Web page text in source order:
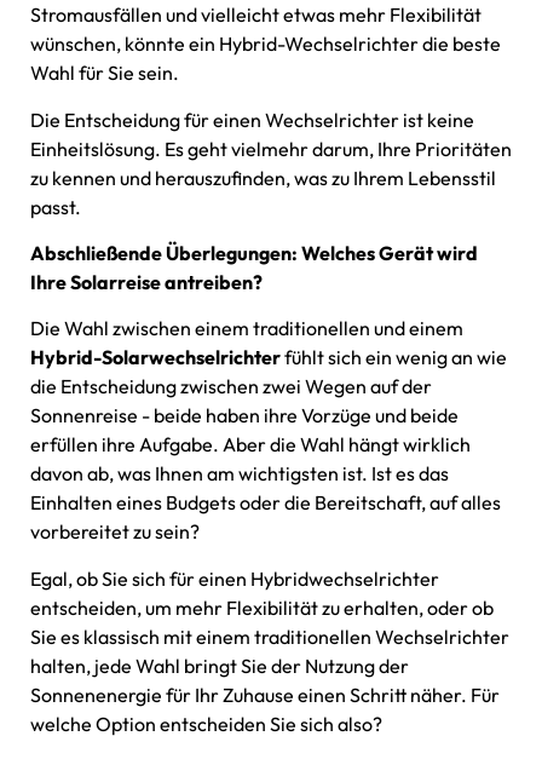
Stromausfällen und vielleicht etwas mehr Flexibilität
wünschen, könnte ein Hybrid-Wechselrichter die beste
Wahl für Sie sein.
Die Entscheidung für einen Wechselrichter ist keine
Einheitslösung. Es geht vielmehr darum, Ihre Prioritäten
zu kennen und herauszufinden, was zu Ihrem Lebensstil
passt.
Abschließende Überlegungen: Welches Gerät wird
Ihre Solarreise antreiben?
Die Wahl zwischen einem traditionellen und einem
Hybrid-Solarwechselrichterfühlt sich ein wenig an wie
die Entscheidung zwischen zwei Wegen auf der
Sonnenreise - beide haben ihre Vorzüge und beide
erfüllen ihre Aufgabe. Aber die Wahl hängt wirklich
davon ab, was Ihnen am wichtigsten ist. Ist es das
Einhalten eines Budgets oder die Bereitschaft, auf alles
vorbereitet zu sein?
Egal, ob Sie sich für einen Hybridwechselrichter
entscheiden, um mehr Flexibilität zu erhalten, oder ob
Sie es klassisch mit einem traditionellen Wechselrichter
halten, jede Wahl bringt Sie der Nutzung der
Sonnenenergie für Ihr Zuhause einen Schritt näher. Für
welche Option entscheiden Sie sich also?